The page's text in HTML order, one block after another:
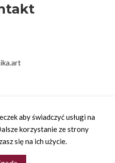
- wsparcie
aby świadczyć usługi na
korzystanie ze strony
się na ich użycie.